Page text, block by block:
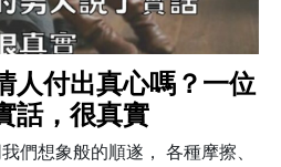
人付出真心嗎？一位
話，很真實
們想象般的順遂， 各種摩擦、